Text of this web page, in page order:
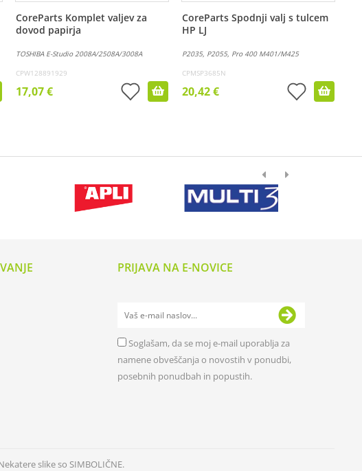
CoreParts Komplet valjev za
dovod papirja
TOSHIBA E-Studio 2008A/2508A/3008A
CPW128891929
17,07 €
CoreParts Spodnji valj s tulcem
HP LJ
P2035, P2055, Pro 400 M401/M425
CPMSP3685N
20,42 €
PRIJAVA NA E-NOVICE
Soglašam, da se moj e-mail uporablja za
namene obveščanja o novostih v ponudbi,
posebnih ponudbah in popustih.
slike so SIMBOLIČNE.